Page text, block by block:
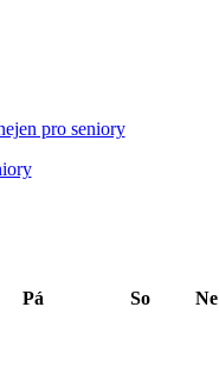
pro seniory
Pá So
Ne